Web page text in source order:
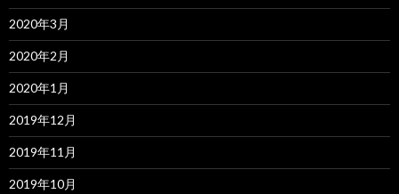
2020年3月
2020年2月
2020年1月
2019年12月
2019年11月
2019年10月